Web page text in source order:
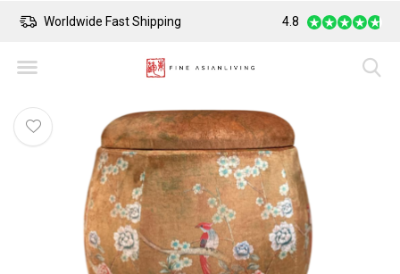
Worldwide Fast Shipping Safe Payment
4.8